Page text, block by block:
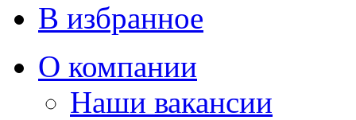
В избранное
О компании
Наши вакансии